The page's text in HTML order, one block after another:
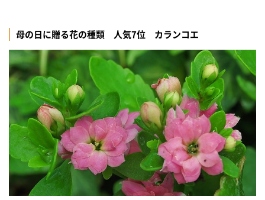
母の日に贈る花の種類 人気7位 カランコエ